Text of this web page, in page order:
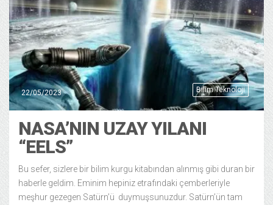
Bilim Teknoloji
22/05/2023
NASA’NIN UZAY YILANI
“EELS”
Bu sefer, sizlere bir bilim kurgu kitabından alınmış gibi duran bir
haberle geldim. Eminim hepiniz etrafındaki çemberleriyle
meşhur gezegen Satürn’ü duymuşsunuzdur. Satürn’ün tam